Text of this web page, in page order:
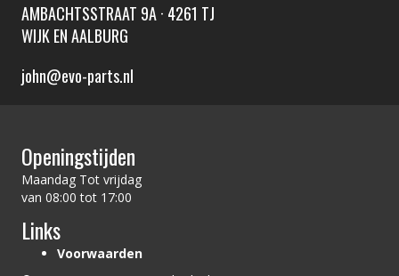
AMBACHTSSTRAAT 9A · 4261 TJ
WIJK EN AALBURG
john@evo-parts.nl
Openingstijden
Maandag Tot vrijdag
van 08:00 tot 17:00
Links
Voorwaarden